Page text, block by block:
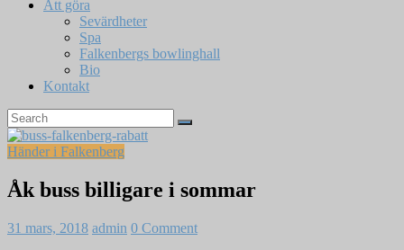
Att göra
Sevärdheter
Spa
Falkenbergs bowlinghall
Bio
Kontakt
Händer i Falkenberg
Åk buss billigare i sommar
31 mars, 2018 admin 0 Comment